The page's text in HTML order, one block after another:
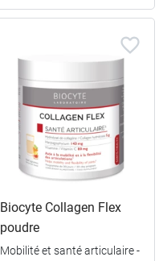
Biocyte Collagen Flex
poudre
Mobilité et santé articulaire -